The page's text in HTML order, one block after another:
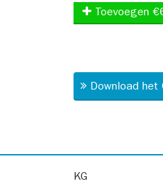
Toevoegen
Download
KG